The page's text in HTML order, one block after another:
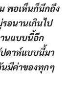
พอเห็นก็นึกถึง
อนานเกินไป
านแบบนี้อีก
ดาห์แบบนี้มา
มีค่าของทุกๆ